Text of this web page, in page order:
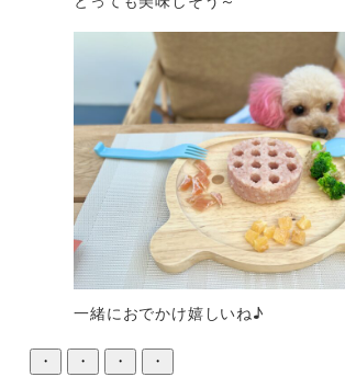
一緒におでかけ嬉しいね♪
・ ・ ・ ・